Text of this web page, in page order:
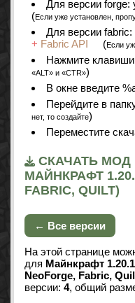
Для версии forge:
(Если уже установлен,
Для версии fabric:
+ Fabric API (Если
Нажмите
«ALT» и «CTR»)
В окне введите
Перейдите в
нет, то создайте)
Переместите
СКАЧАТЬ МОД
МАЙНКРАФТ
FABRIC, QUILT)
← Все версии
На этой странице
для Майнкрафт 1.20.1
NeoForge, Fabric,
версии: 4, общий